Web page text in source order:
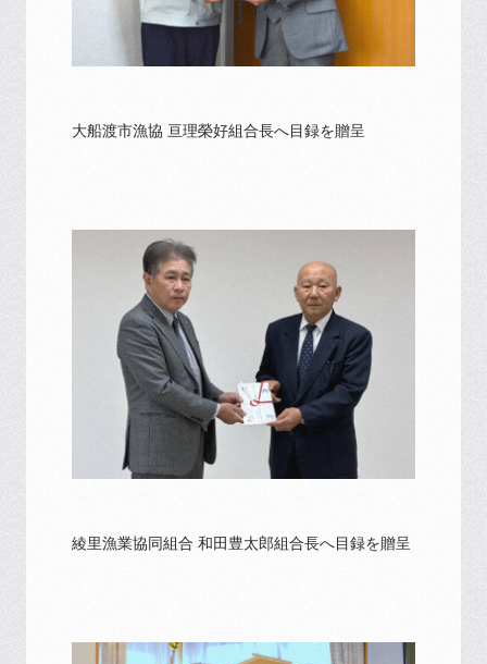
大船渡市漁協 亘理榮好組合長へ目録を贈呈
綾里漁業協同組合 和田豊太郎組合長へ目録を贈呈